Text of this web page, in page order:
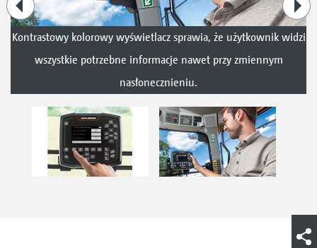
Kontrastowy kolorowy wyświetlacz sprawia, że użytkownik widzi
wszystkie potrzebne informacje nawet przy zmiennym
nasłonecznieniu.